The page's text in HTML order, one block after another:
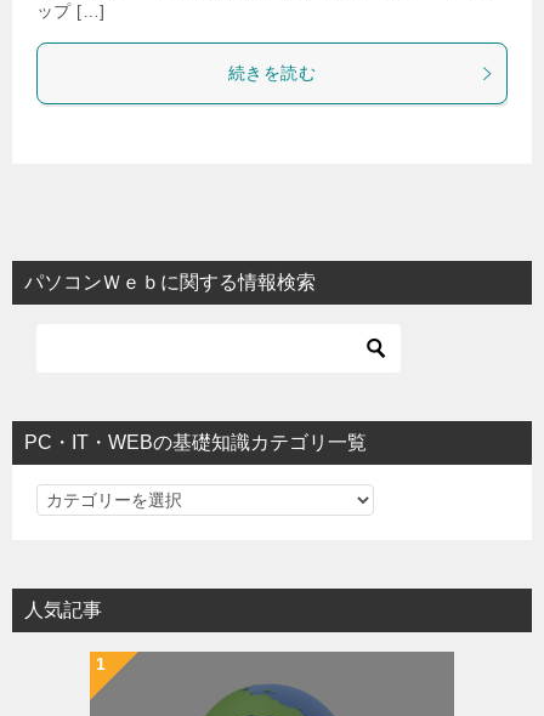
ップ […]
続きを読む
パソコンＷｅｂに関する情報検索
PC・IT・WEBの基礎知識カテゴリ一覧
PC・IT・WEBの基礎知識カテゴリ一覧
人気記事